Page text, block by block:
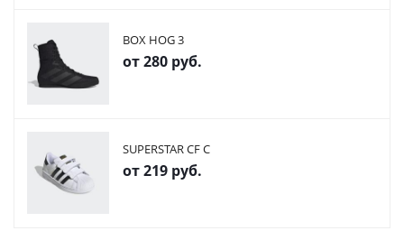
BOX HOG 3
от280 руб.
SUPERSTAR CF C
от219 руб.